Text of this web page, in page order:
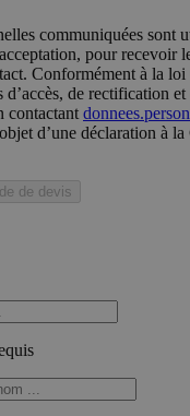
communiquées sont
pour recevoir
Conformément à la
d’accès, de rectification
contactant
d’une déclaration à
de devis